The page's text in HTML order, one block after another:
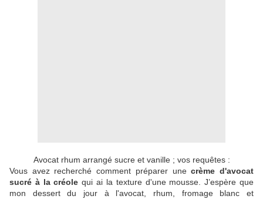
Avocat rhum arrangé sucre et vanille ; vos requêtes :
Vous avez recherché comment préparer unecrème d'avocat
sucré à la créole qui ai la texture d'une mousse. J’espère que
mon dessert du jour à l'avocat, rhum, fromage blanc et